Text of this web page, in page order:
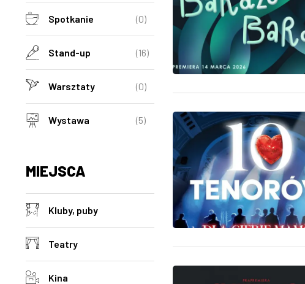
Spotkanie (0)
Stand-up (16)
Warsztaty (0)
Wystawa (5)
MIEJSCA
Kluby, puby
Teatry
Kina